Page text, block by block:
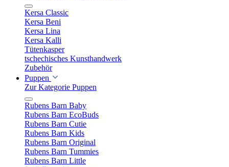
Kersa Classic
Kersa Beni
Kersa Lina
Kersa Kalli
Tütenkasper
tschechisches Kunsthandwerk
Zubehör
Puppen
Zur Kategorie Puppen
Rubens Barn Baby
Rubens Barn EcoBuds
Rubens Barn Cutie
Rubens Barn Kids
Rubens Barn Original
Rubens Barn Tummies
Rubens Barn Little